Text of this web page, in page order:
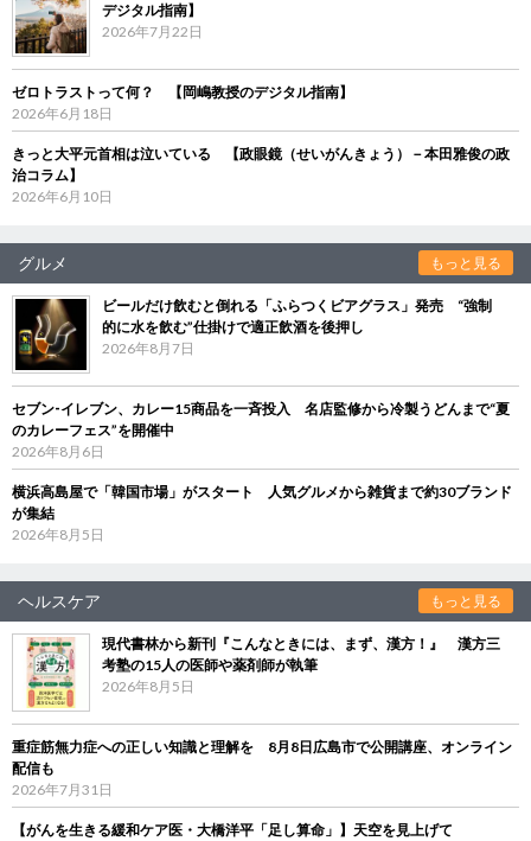
デジタル指南】
2026年7月22日
ゼロトラストって何？ 【岡嶋教授のデジタル指南】
2026年6月18日
きっと大平元首相は泣いている 【政眼鏡（せいがんきょう）－本田雅俊の政
治コラム】
2026年6月10日
グルメ もっと見る
ビールだけ飲むと倒れる「ふらつくビアグラス」発売 “強制
的に水を飲む”仕掛けで適正飲酒を後押し
2026年8月7日
セブン‐イレブン、カレー15商品を一斉投入 名店監修から冷製うどんまで“夏
のカレーフェス”を開催中
2026年8月6日
横浜高島屋で「韓国市場」がスタート 人気グルメから雑貨まで約30ブランド
が集結
2026年8月5日
ヘルスケア もっと見る
現代書林から新刊『こんなときには、まず、漢方！』 漢方三
考塾の15人の医師や薬剤師が執筆
2026年8月5日
重症筋無力症への正しい知識と理解を 8月8日広島市で公開講座、オンライン
配信も
2026年7月31日
【がんを生きる緩和ケア医・大橋洋平「足し算命」】天空を見上げて